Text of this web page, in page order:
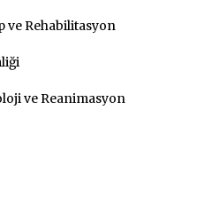
ve Rehabilitasyon
ve Reanimasyon